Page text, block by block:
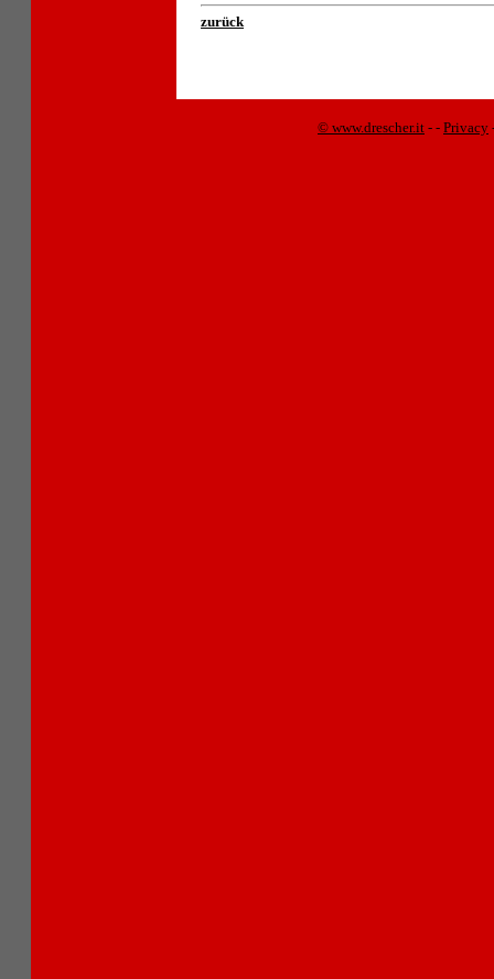
zurück
© www.drescher.it - - Privacy